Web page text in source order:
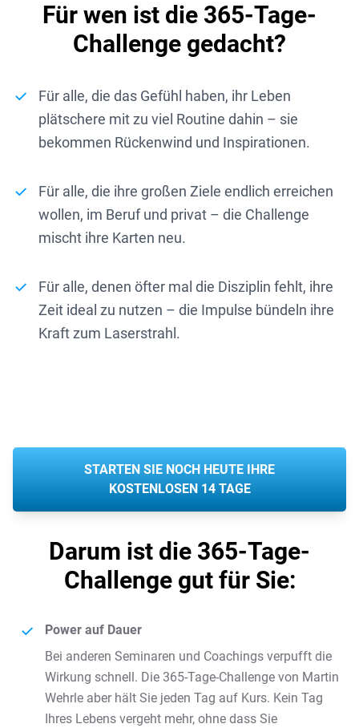
Für wen ist die 365-Tage-
Challenge gedacht?
Für alle, die das Gefühl haben, ihr Leben
plätschere mit zu viel Routine dahin – sie
bekommen Rückenwind und Inspirationen.
Für alle, die ihre großen Ziele endlich erreichen
wollen, im Beruf und privat – die Challenge
mischt ihre Karten neu.
Für alle, denen öfter mal die Disziplin fehlt, ihre
Zeit ideal zu nutzen – die Impulse bündeln ihre
Kraft zum Laserstrahl.
STARTEN SIE NOCH HEUTE IHRE
KOSTENLOSEN 14 TAGE
Darum ist die 365-Tage-
Challenge gut für Sie:
Power auf Dauer
Bei anderen Seminaren und Coachings verpufft die
Wirkung schnell. Die 365-Tage-Challenge von Martin
Wehrle aber hält Sie jeden Tag auf Kurs. Kein Tag
Ihres Lebens vergeht mehr, ohne dass Sie